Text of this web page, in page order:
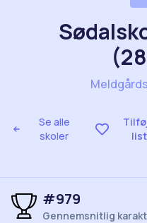
Se alle
skoler
#979
Gennemsnitlig